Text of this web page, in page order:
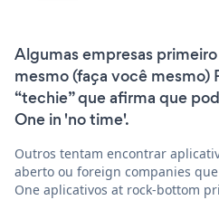
Algumas empresas
mesmo (faça você mesmo)
“techie” que afirma que
One in 'no time'.
Outros tentam encontrar
aberto ou foreign companies
One aplicativos at rock-bottom